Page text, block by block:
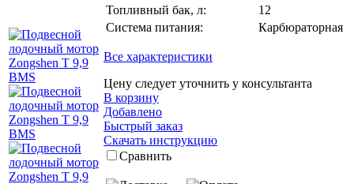
Топливный бак, л:
12
Система питания:
Карбюраторная
Все характеристики
Цену следует уточнить у консультанта
В корзину
Добавлено
Быстрый заказ
Скачать инструкцию
Сравнить